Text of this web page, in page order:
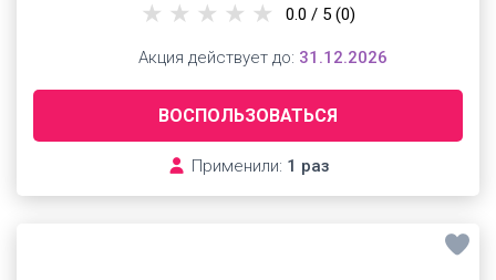
ВОСПОЛЬЗОВАТЬСЯ
Применили: 1 раз
0.0 / 5 (0)
Акция действует до: 31.12.2026